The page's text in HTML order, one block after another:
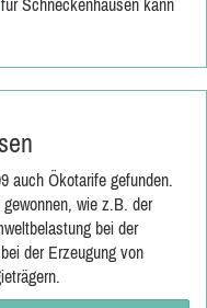
für Schneckenhausen kann
auch Ökotarife gefunden.
wie z.B. der
bei der
der Erzeugung von